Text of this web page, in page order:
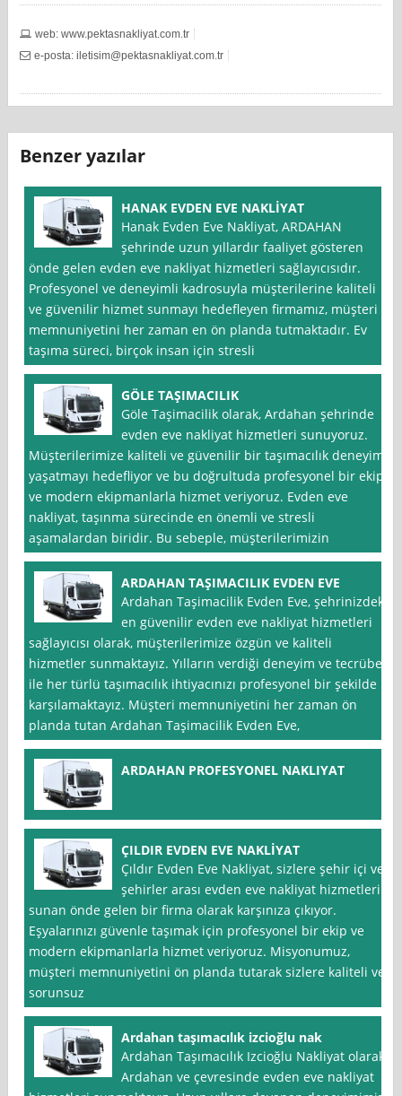
web: www.pektasnakliyat.com.tr
e-posta:iletisim@pektasnakliyat.com.tr
Benzer yazılar
HANAK EVDEN EVE NAKLİYAT
Hanak Evden Eve Nakliyat, ARDAHAN
şehrinde uzun yıllardır faaliyet gösteren
önde gelen evden eve nakliyat hizmetleri sağlayıcısıdır.
Profesyonel ve deneyimli kadrosuyla müşterilerine kaliteli
ve güvenilir hizmet sunmayı hedefleyen firmamız, müşteri
memnuniyetini her zaman en ön planda tutmaktadır. Ev
taşıma süreci, birçok insan için stresli
GÖLE TAŞIMACILIK
Göle Taşimacilik olarak, Ardahan şehrinde
evden eve nakliyat hizmetleri sunuyoruz.
Müşterilerimize kaliteli ve güvenilir bir taşımacılık deneyimi
yaşatmayı hedefliyor ve bu doğrultuda profesyonel bir ekip
ve modern ekipmanlarla hizmet veriyoruz. Evden eve
nakliyat, taşınma sürecinde en önemli ve stresli
aşamalardan biridir. Bu sebeple, müşterilerimizin
ARDAHAN TAŞIMACILIK EVDEN EVE
Ardahan Taşimacilik Evden Eve, şehrinizdeki
en güvenilir evden eve nakliyat hizmetleri
sağlayıcısı olarak, müşterilerimize özgün ve kaliteli
hizmetler sunmaktayız. Yılların verdiği deneyim ve tecrübe
ile her türlü taşımacılık ihtiyacınızı profesyonel bir şekilde
karşılamaktayız. Müşteri memnuniyetini her zaman ön
planda tutan Ardahan Taşimacilik Evden Eve,
ARDAHAN PROFESYONEL NAKLIYAT
ÇILDIR EVDEN EVE NAKLİYAT
Çıldır Evden Eve Nakliyat, sizlere şehir içi ve
şehirler arası evden eve nakliyat hizmetleri
sunan önde gelen bir firma olarak karşınıza çıkıyor.
Eşyalarınızı güvenle taşımak için profesyonel bir ekip ve
modern ekipmanlarla hizmet veriyoruz. Misyonumuz,
müşteri memnuniyetini ön planda tutarak sizlere kaliteli ve
sorunsuz
Ardahan taşımacılık izcioğlu nak
Ardahan Taşımacılık Izcioğlu Nakliyat olarak,
Ardahan ve çevresinde evden eve nakliyat